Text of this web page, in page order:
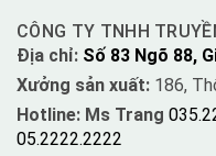
CÔNG TY TNHH
Địa chỉ: Số 83 Ngõ 88,
Xưởng sản xuất: 186,
Hotline: Ms Trang
05.2222.2222